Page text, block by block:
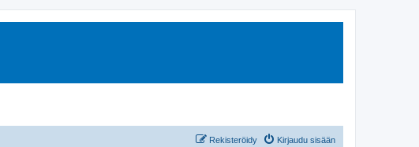
Kirjaudu sisään
Rekisteröidy